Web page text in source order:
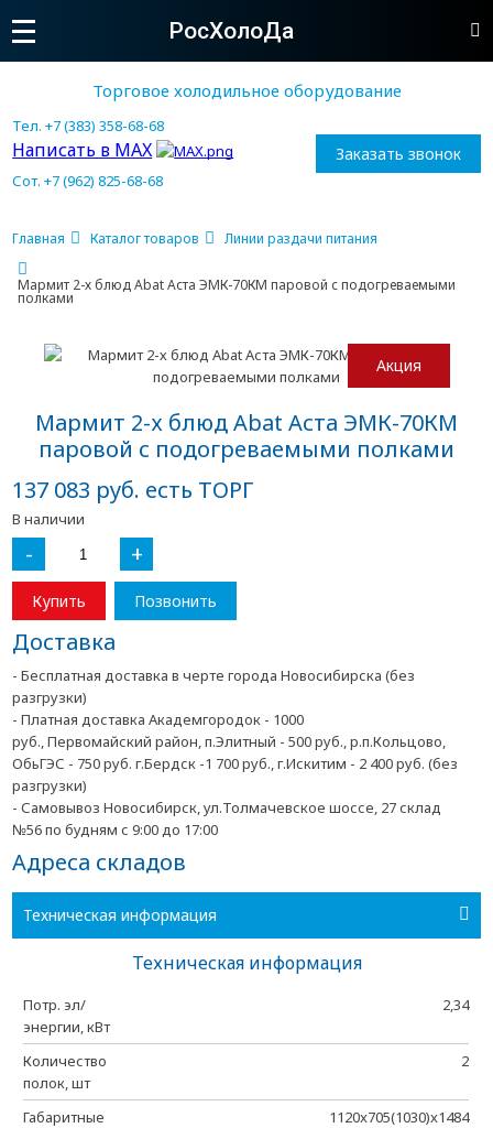
РосХолоДа
Торговое холодильное оборудование
Тел. +7 (383) 358-68-68
Написать в MAX
Сот. +7 (962) 825-68-68
Заказать звонок
Главная Каталог товаров Линии раздачи питания
Мармит 2-х блюд Abat Аста ЭМК-70КМ паровой с подогреваемыми
полками
Акция
Мармит 2-х блюд Abat Аста ЭМК-70КМ
паровой с подогреваемыми полками
137 083 руб. есть ТОРГ
В наличии
- +
Купить Позвонить
Доставка
- Бесплатная доставка в черте города Новосибирска (без
разгрузки)
- Платная доставка Академгородок - 1000
руб., Первомайский район, п.Элитный - 500 руб., р.п.Кольцово,
ОбьГЭС - 750 руб. г.Бердск -1 700 руб., г.Искитим - 2 400 руб. (без
разгрузки)
- Самовывоз Новосибирск, ул.Толмачевское шоссе, 27 склад
№56 по будням с 9:00 до 17:00
Адреса складов
Техническая информация
Техническая информация
Потр. эл/
энергии, кВт
2,34
Количество
полок, шт
2
Габаритные
1120x705(1030)x1484